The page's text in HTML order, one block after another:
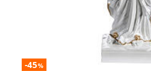
-45%